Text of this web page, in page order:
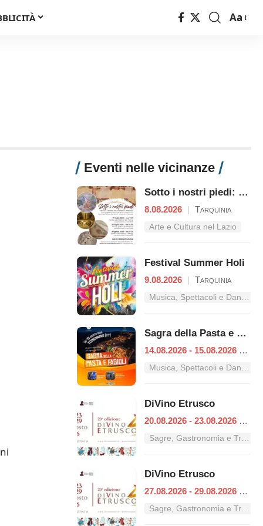
Font
Aa
Eventi nelle vicinanze
Sotto i nostri piedi: Etruschi e Romani raccontano il territori
8.08.2026 | Tarquinia
Arte e Cultura nel Lazio
Festival Summer Holi
9.08.2026 | Tarquinia
Musica, Spettacoli e Danza nel Lazio
Sagra della Pasta e Fagioli
14.08.2026 - 15.08.2026 |
Musica, Spettacoli e Danza nel Lazio
DiVino Etrusco
20.08.2026 - 23.08.2026 |
Sagre, Gastronomia e Tradizioni nel Lazio
DiVino Etrusco
27.08.2026 - 29.08.2026 |
Sagre, Gastronomia e Tradizioni nel Lazio